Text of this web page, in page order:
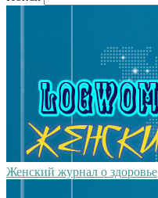
Женский журнал о здоровье